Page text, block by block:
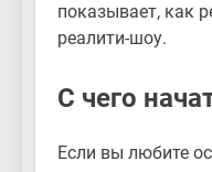
показывает, как
реалити-шоу.
С чего
Если вы любите